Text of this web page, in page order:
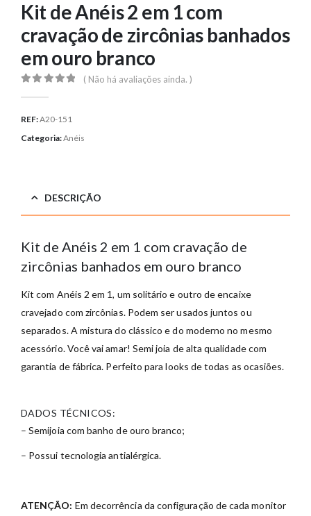
Kit de Anéis 2 em 1 com
cravação de zircônias banhados
em ouro branco
( Não há avaliações ainda. )
REF:A20-151
Categoria:Anéis
DESCRIÇÃO
Kit de Anéis 2 em 1 com cravação de
zircônias banhados em ouro branco
Kit com Anéis 2 em 1, um solitário e outro de encaixe
cravejado com zircônias. Podem ser usados juntos ou
separados. A mistura do clássico e do moderno no mesmo
acessório. Você vai amar! Semi joia de alta qualidade com
garantia de fábrica. Perfeito para looks de todas as ocasiões.
DADOS TÉCNICOS:
– Semijoia com banho de ouro branco;
– Possui tecnologia antialérgica.
ATENÇÃO: Em decorrência da configuração de cada monitor